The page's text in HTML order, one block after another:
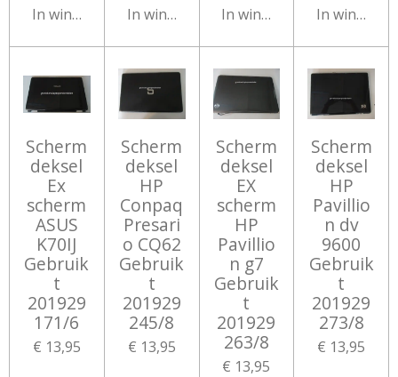
In winkelwagenIn winkelwagenIn winkelwagen
In
Scherm
deksel
Ex
scherm
ASUS
K70IJ
Gebruik
t
201929
171/6
€ 13,95
Scherm
deksel
HP
Conpaq
Presari
o CQ62
Gebruik
t
201929
245/8
€ 13,95
Scherm
deksel
EX
scherm
HP
Pavillio
n g7
Gebruik
t
201929
263/8
€ 13,95
Scherm
deksel
HP
Pavillio
n dv
9600
Gebruik
t
201929
273/8
€ 13,95